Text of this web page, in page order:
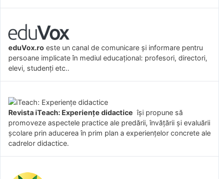
eduVox.ro este un canal de comunicare și informare pentru
persoane implicate în mediul educațional: profesori, directori,
elevi, studenți etc..
Revista iTeach: Experienţe didactice îşi propune să
promoveze aspectele practice ale predării, învăţării şi evaluării
şcolare prin aducerea în prim plan a experienţelor concrete ale
cadrelor didactice.